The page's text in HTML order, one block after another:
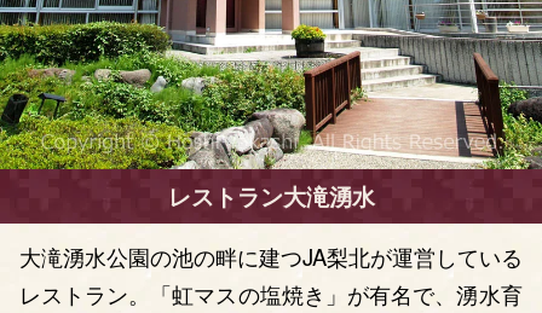
レストラン大滝湧水
大滝湧水公園の池の畔に建つJA梨北が運営している
レストラン。「虹マスの塩焼き」が有名で、湧水育